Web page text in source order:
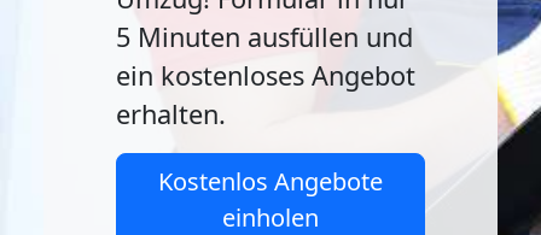
5 Minuten ausfüllen und
ein kostenloses Angebot
erhalten.
Kostenlos Angebote
einholen